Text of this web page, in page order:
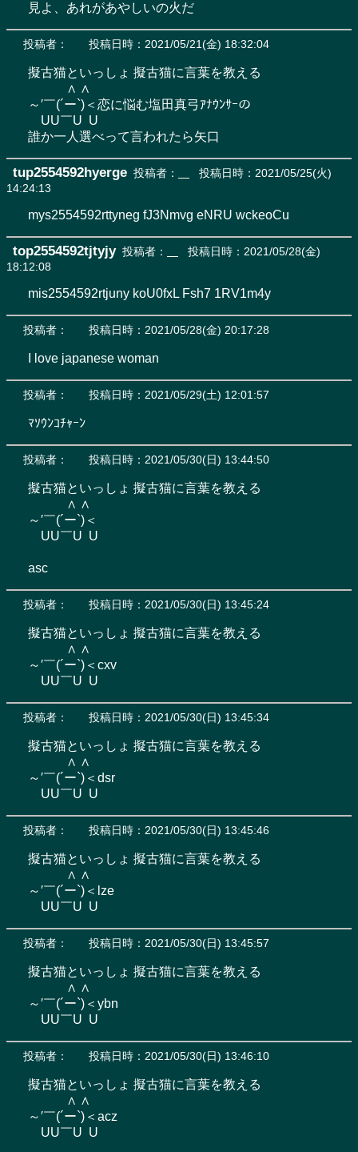
見よ、あれがあやしいの火だ
投稿者： 投稿日時：2021/05/21(金) 18:32:04
擬古猫といっしょ 擬古猫に言葉を教える
∧ ∧
～′￣(´ー`)＜恋に悩む塩田真弓ｱﾅｳﾝｻｰの
UU￣U  U
誰か一人選べって言われたら矢口
tup2554592hyerge 投稿者：
投稿日時：2021/05/25(火)
14:24:13
mys2554592rttyneg fJ3Nmvg eNRU wckeoCu
top2554592tjtyjy 投稿者：
投稿日時：2021/05/28(金)
18:12:08
mis2554592rtjuny koU0fxL Fsh7 1RV1m4y
投稿者： 投稿日時：2021/05/28(金) 20:17:28
I love japanese woman
投稿者： 投稿日時：2021/05/29(土) 12:01:57
ﾏｿｳﾝｺﾁｬｰﾝ
投稿者： 投稿日時：2021/05/30(日) 13:44:50
擬古猫といっしょ 擬古猫に言葉を教える
∧ ∧
～′￣(´ー`)＜
UU￣U  U
asc
投稿者： 投稿日時：2021/05/30(日) 13:45:24
擬古猫といっしょ 擬古猫に言葉を教える
∧ ∧
～′￣(´ー`)＜cxv
UU￣U  U
投稿者： 投稿日時：2021/05/30(日) 13:45:34
擬古猫といっしょ 擬古猫に言葉を教える
∧ ∧
～′￣(´ー`)＜dsr
UU￣U  U
投稿者： 投稿日時：2021/05/30(日) 13:45:46
擬古猫といっしょ 擬古猫に言葉を教える
∧ ∧
～′￣(´ー`)＜lze
UU￣U  U
投稿者： 投稿日時：2021/05/30(日) 13:45:57
擬古猫といっしょ 擬古猫に言葉を教える
∧ ∧
～′￣(´ー`)＜ybn
UU￣U  U
投稿者： 投稿日時：2021/05/30(日) 13:46:10
擬古猫といっしょ 擬古猫に言葉を教える
∧ ∧
～′￣(´ー`)＜acz
UU￣U  U